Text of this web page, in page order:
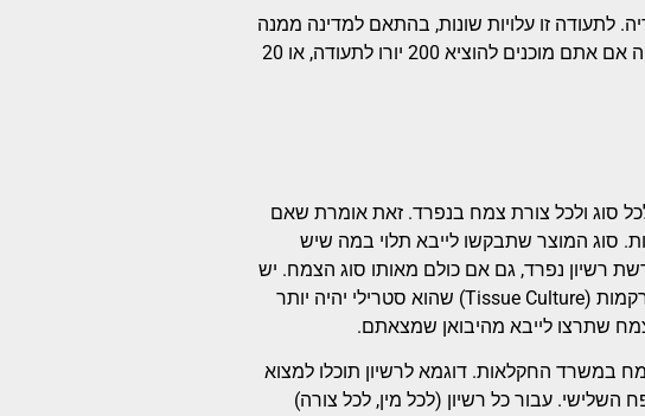
לתעודה זו עלויות שונות, בהתאם למדינה ממנה
אתם מייבאים. בידקו בכל מדינה מה עלות התעודה, וקבלו החלטה אם אתם מוכנים להוציא 200 יורו לתעודה, או 20
סוג ולכל צורת צמח בנפרד. זאת אומרת שאם
סוג המוצר שתבקשו לייבא תלוי במה שיש
רשיון נפרד, גם אם כולם מאותו סוג הצמח. יש
פריטים שיהיה יותר קל לקבל עבורם רשיון יבוא – לדוגמא ריבוי רקמות (Tissue Culture) שהוא סטרילי יהיה יותר
שתרצו לייבא מהיבואן שמצאתם.
במשרד החקלאות. דוגמא לרשיון תוכלו למצוא
השלישי. עבור כל רשיון (לכל מין, לכל צורה)